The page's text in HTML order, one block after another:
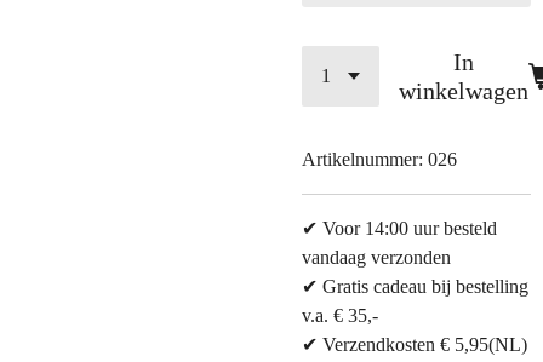
In
winkelwagen
Artikelnummer: 026
✔ Voor 14:00 uur besteld
vandaag verzonden
✔ Gratis cadeau bij bestelling
v.a. € 35,-
✔ Verzendkosten € 5,95(NL)